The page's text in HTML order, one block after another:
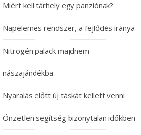
Miért kell tárhely egy panziónak?
Napelemes rendszer, a fejlődés iránya
Nitrogén palack majdnem
nászajándékba
Nyaralás előtt új táskát kellett venni
Önzetlen segítség bizonytalan időkben